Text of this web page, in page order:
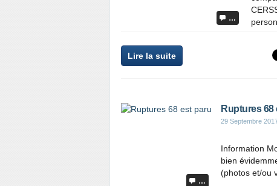
…
Lire la suite
…
Ruptures 68
29 Septembre
Information
bien
(photos et/ou